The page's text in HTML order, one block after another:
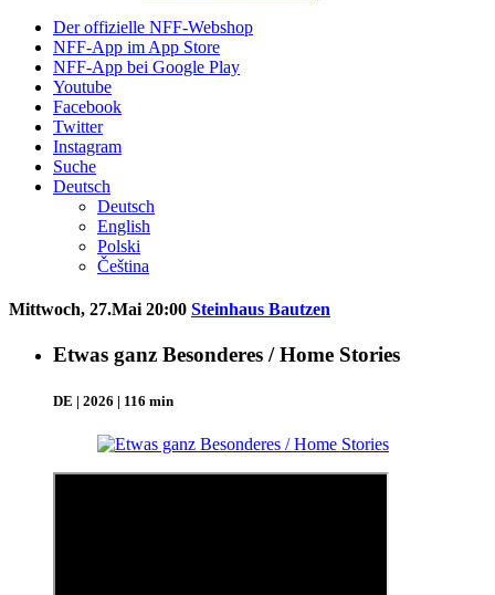
Der offizielle NFF-Webshop
NFF-App im App Store
NFF-App bei Google Play
Youtube
Facebook
Twitter
Instagram
Suche
Deutsch
Deutsch
English
Polski
Čeština
Mittwoch, 27.Mai 20:00 Steinhaus Bautzen
Etwas ganz Besonderes / Home Stories
DE | 2026 | 116 min